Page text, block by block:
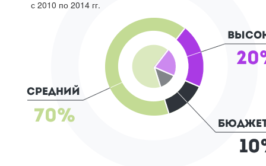
с 2010 по 2014 гг.